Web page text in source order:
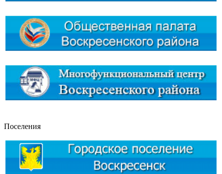
Поселения